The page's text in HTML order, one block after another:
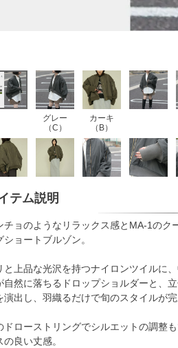
グレー
（C）
カーキ
（B）
テム説明
チョのようなリラックス感とMA-1のク
ショートブルゾン。
と上品な光沢を持つナイロンツイルに
自然に落ちるドロップショルダーと、
演出し、羽織るだけで旬のスタイルが完
ドローストリングでシルエットの調整
の良い丈感。